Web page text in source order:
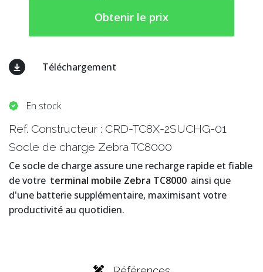
Obtenir le prix
Téléchargement
En stock
Ref. Constructeur : CRD-TC8X-2SUCHG-01
Socle de charge Zebra TC8000
Ce socle de charge assure une recharge rapide et fiable
de votre terminal mobile Zebra TC8000 ainsi que
d'une batterie supplémentaire, maximisant votre
productivité au quotidien.